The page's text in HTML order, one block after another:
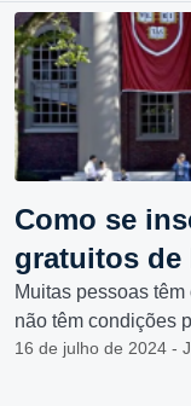
Como se
gratuitos de
Muitas pessoas
não têm condições
16 de julho de 2024 -